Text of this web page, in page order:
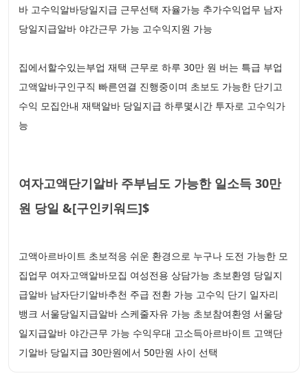
바 고수익알바당일지급 근무선택 자율가능 추가수익업무 남자
당일지급알바 야간근무 가능 고수익지원 가능
집에서할수있는부업 재택 근무로 하루 30만 원 버는 특급 부업
고액알바구인구직 빠른연결 진행중이며 초보도 가능한 단기고
수익 모집안내 재택알바 당일지급 하루몇시간 투자로 고수익가
능
여자고액단기알바 주부님도 가능한 일소득 30만
원 당일 &[구인키워드]$
고액아르바이트 초보적응 쉬운 환경으로 누구나 도전 가능한 모
집업무 여자고액알바모집 여성전용 상담가능 초보환영 당일지
급알바 남자단기알바추천 주급 전환 가능 고수익 단기 일자리
뱅크 서울당일지급알바 스케줄자유 가능 초보참여환영 서울당
일지급알바 야간근무 가능 수익우대 고소득아르바이트 고액단
기알바 당일지급 30만원에서 50만원 사이 선택